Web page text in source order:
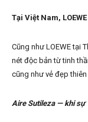
Tại Việt Nam,
Cũng như LOEWE tại
nét độc bản từ tinh
cũng như vẻ đẹp thiên
Aire Sutileza — khi sự